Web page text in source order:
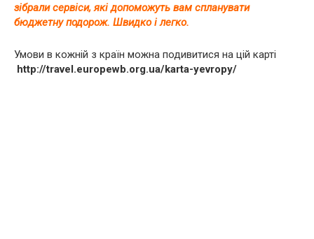
зібрали сервіси, які допоможуть вам спланувати
бюджетну подорож. Швидко і легко.
Умови в кожній з країн можна подивитися на цій карті
http://travel.europewb.org.ua/karta-yevropy/